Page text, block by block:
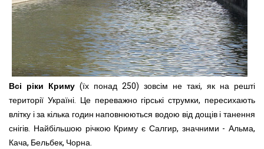
Всі ріки Криму (їх понад 250) зовсім не такі, як на решті
території Україні. Це переважно гірські струмки, пересихають
влітку і за кілька годин наповнюються водою від дощів і танення
снігів. Найбільшою річкою Криму є Салгир, значними - Альма,
Кача, Бельбек, Чорна.